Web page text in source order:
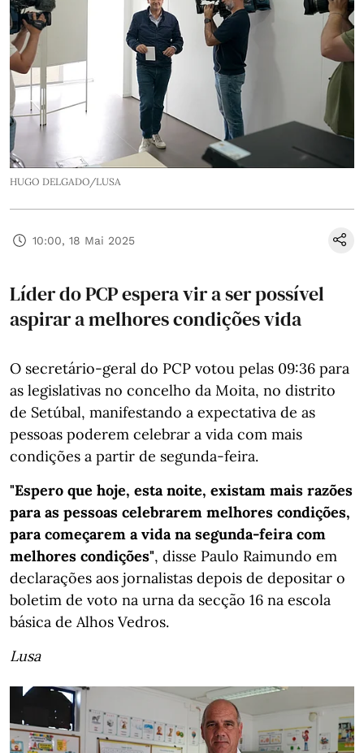
HUGO DELGADO/LUSA
10:00, 18 Mai 2025
Líder do PCP espera vir a ser possível
aspirar a melhores condições vida
O secretário-geral do PCP votou pelas 09:36 para
as legislativas no concelho da Moita, no distrito
de Setúbal, manifestando a expectativa de as
pessoas poderem celebrar a vida com mais
condições a partir de segunda-feira.
"Espero que hoje, esta noite, existam mais razões
para as pessoas celebrarem melhores condições,
para começarem a vida na segunda-feira com
melhores condições", disse Paulo Raimundo em
declarações aos jornalistas depois de depositar o
boletim de voto na urna da secção 16 na escola
básica de Alhos Vedros.
Lusa